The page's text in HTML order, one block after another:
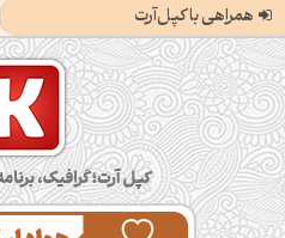
همراهی با کپل‌آرت
کپل‌آرت؛ گرافیک،